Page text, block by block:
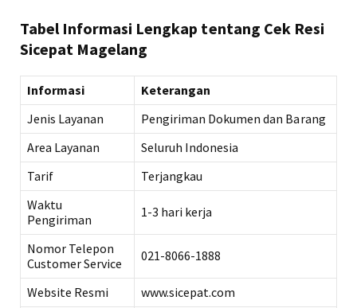
Tabel Informasi Lengkap tentang Cek Resi
Sicepat Magelang
Informasi
Keterangan
Jenis Layanan
Pengiriman Dokumen dan Barang
Area Layanan
Seluruh Indonesia
Tarif
Terjangkau
Waktu
Pengiriman
1-3 hari kerja
Nomor Telepon
Customer Service
021-8066-1888
Website Resmi www.sicepat.com